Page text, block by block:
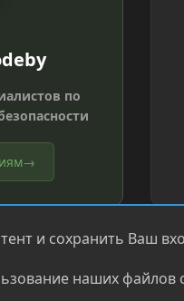
по
→
и сохранить Ваш
наших файлов